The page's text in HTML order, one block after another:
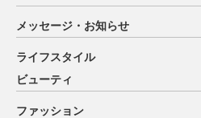
メッセージ・お知らせ
ライフスタイル
ビューティ
ファッション